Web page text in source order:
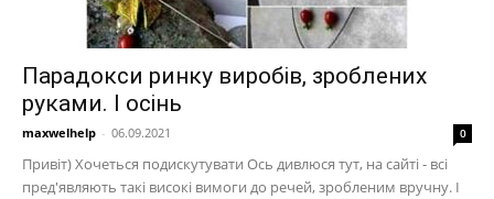
Парадокси ринку виробів, зроблених
руками. І осінь
maxwelhelp - 06.09.2021 0
Привіт) Хочеться подискутувати Ось дивлюся тут, на сайті - всі
пред'являють такі високі вимоги до речей, зробленим вручну. І